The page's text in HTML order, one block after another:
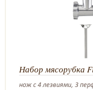
Набор мясорубка
нож с 4 лезвиями, 3